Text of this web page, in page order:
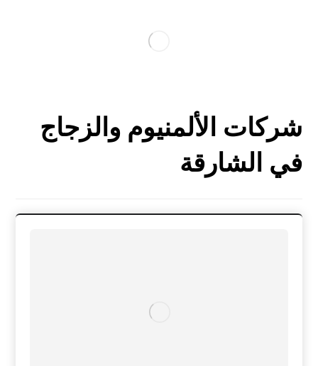
شركات الألمنيوم والزجاج
في الشارقة